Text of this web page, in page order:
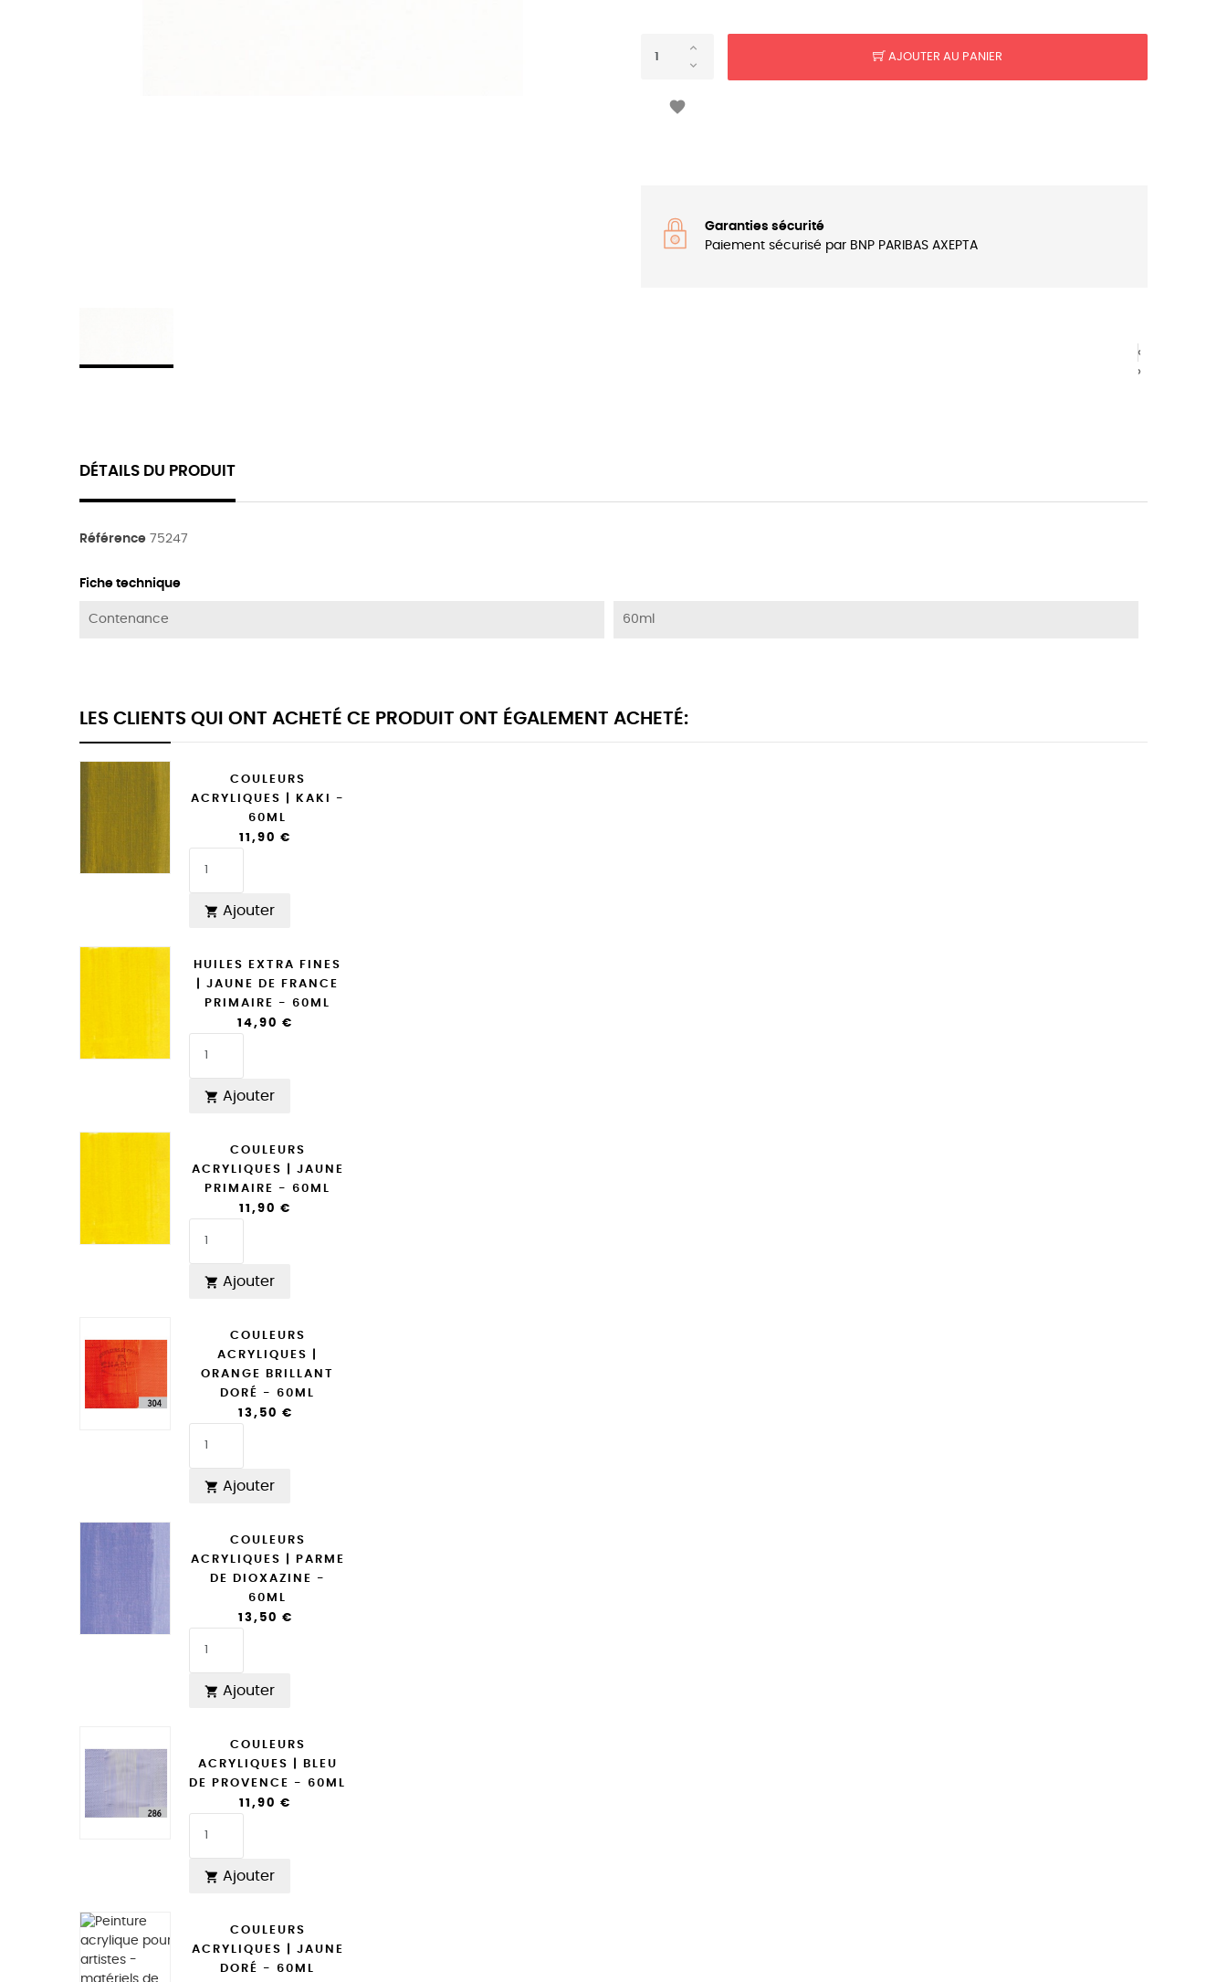
AJOUTER AU PANIER

Garanties sécurité
Paiement sécurisé par BNP PARIBAS AXEPTA
DÉTAILS DU PRODUIT
Référence 75247
Fiche technique
Contenance 60ml
LES CLIENTS QUI ONT ACHETÉ CE PRODUIT ONT ÉGALEMENT ACHETÉ:
COULEURS
ACRYLIQUES | KAKI -
60ML
11,90 €
 Ajouter
HUILES EXTRA FINES
| JAUNE DE FRANCE
PRIMAIRE - 60ML
14,90 €
 Ajouter
COULEURS
ACRYLIQUES | JAUNE
PRIMAIRE - 60ML
11,90 €
 Ajouter
COULEURS
ACRYLIQUES |
ORANGE BRILLANT
DORÉ - 60ML
13,50 €
 Ajouter
COULEURS
ACRYLIQUES | PARME
DE DIOXAZINE -
60ML
13,50 €
 Ajouter
COULEURS
ACRYLIQUES | BLEU
DE PROVENCE - 60ML
11,90 €
 Ajouter
COULEURS
ACRYLIQUES | JAUNE
DORÉ - 60ML
‹
›
‹
›